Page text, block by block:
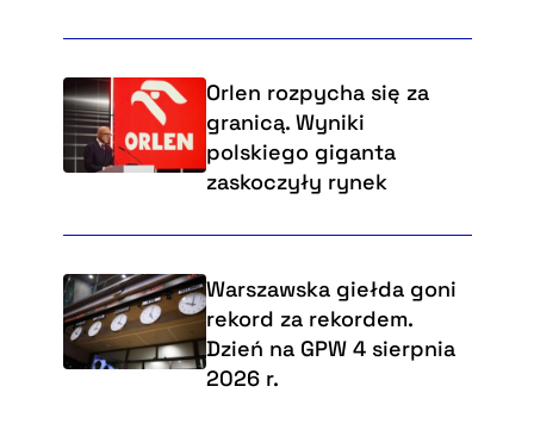
Orlen rozpycha się za
granicą. Wyniki
polskiego giganta
zaskoczyły rynek
Warszawska giełda goni
rekord za rekordem.
Dzień na GPW 4 sierpnia
2026 r.